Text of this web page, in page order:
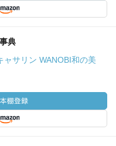
典
サリン WANOBI和の美